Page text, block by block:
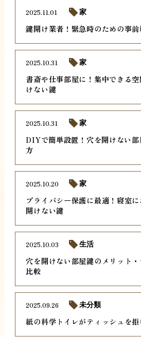
鍵開け業者！緊急時のための事
2025.11.01 家
書斎や仕事部屋に！集中できる
けない鍵
2025.10.31 家
DIYで簡単設置！穴を開けない部
方
2025.10.31 家
プライバシー保護に最適！寝室
開けない鍵
2025.10.20 家
穴を開けない部屋鍵のメリット
比較
2025.10.03 生活
紙の科学トイレがティッシュを
2025.09.26 未分類